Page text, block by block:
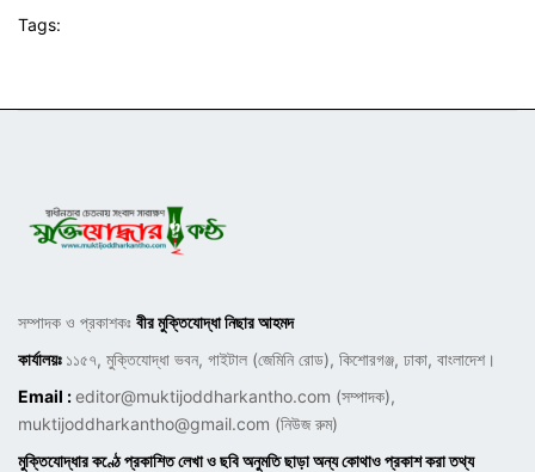
Tags:
সম্পাদক ও প্রকাশকঃ বীর মুক্তিযোদ্ধা নিছার আহমদ
কার্যালয়ঃ ১১৫৭, মুক্তিযোদ্ধা ভবন, গাইটাল (জেমিনি রোড), কিশোরগঞ্জ, ঢাকা, বাংলাদেশ।
Email :editor@muktijoddharkantho.com (সম্পাদক),
muktijoddharkantho@gmail.com (নিউজ রুম)
মুক্তিযোদ্ধার কণ্ঠে প্রকাশিত লেখা ও ছবি অনুমতি ছাড়া অন্য কোথাও প্রকাশ করা তথ্য